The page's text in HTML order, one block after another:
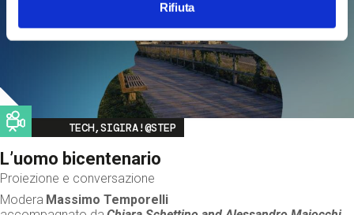
Rifiuta
Image
TECH,SIGIRA!@STEP
L’uomo bicentenario
Proiezione e conversazione
Modera Massimo Temporelli